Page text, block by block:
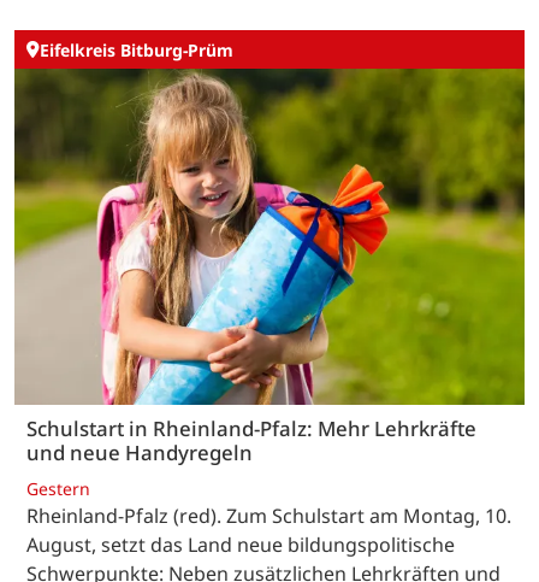
Eifelkreis Bitburg-Prüm
Schulstart in Rheinland-Pfalz: Mehr Lehrkräfte
und neue Handyregeln
Gestern
Rheinland-Pfalz (red). Zum Schulstart am Montag, 10.
August, setzt das Land neue bildungspolitische
Schwerpunkte: Neben zusätzlichen Lehrkräften und